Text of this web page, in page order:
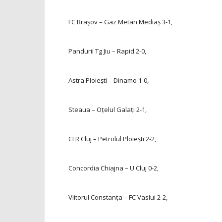
FC Brașov – Gaz Metan Mediaș3-1,
Pandurii Tg Jiu – Rapid 2-0,
Astra Ploiești – Dinamo 1-0,
Steaua – Oţelul Galaţi 2-1,
CFR Cluj – Petrolul Ploiești 2-2,
Concordia Chiajna – U Cluj 0-2,
Viitorul Constanţa – FC Vaslui 2-2,